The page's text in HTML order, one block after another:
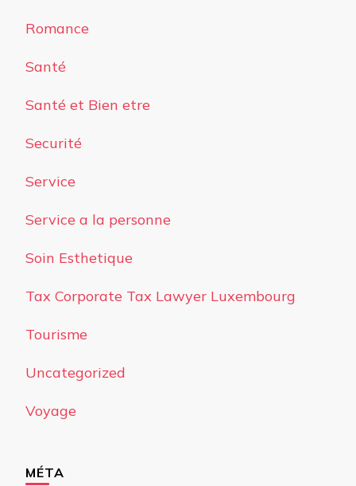
Romance
Santé
Santé et Bien etre
Securité
Service
Service a la personne
Soin Esthetique
Tax Corporate Tax Lawyer Luxembourg
Tourisme
Uncategorized
Voyage
MÉTA